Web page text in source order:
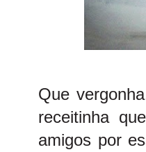
Que
receitinha
amigos por